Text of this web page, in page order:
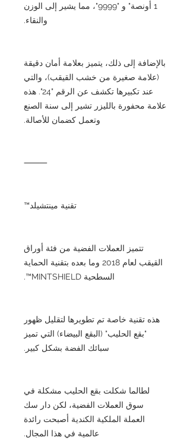
1 أونصة" و "9999"، مما يشير إلى الوزن
والنقاء.
بالإضافة إلى ذلك، يتميز بعلامة أمان دقيقة
(علامة صغيرة من خشب القيقب)، والتي
عند تكبيرها تكشف عن الرقم "24". هذه
علامة محفورة بالليزر تشير إلى سنة الصنع
وتعمل كضمان للأصالة.
⸻
تقنية مينتشيلد™
تتميز العملات الفضية من فئة أوراق
القيقب لعام 2018 وما بعده بتقنية الحماية
السطحية MINTSHIELD™.
هذه تقنية خاصة تم تطويرها لتقليل ظهور
"بقع الحليب" (البقع البيضاء) التي تميز
سبائك الفضة بشكل كبير.
لطالما شكلت بقع الحليب مشكلة في
سوق العملات الفضية، لكن دار سك
العملة الملكية الكندية أصبحت رائدة
عالمية في هذا المجال.